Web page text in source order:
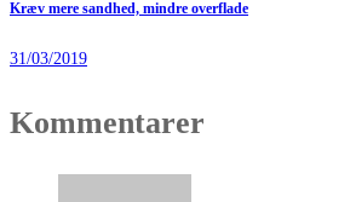
Kræv mere sandhed, mindre overflade
31/03/2019
Kommentarer